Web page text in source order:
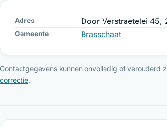
Adres Door Verstraetelei 45,
Gemeente Brasschaat
Contactgegevens kunnen onvolledig of verouderd
correctie.